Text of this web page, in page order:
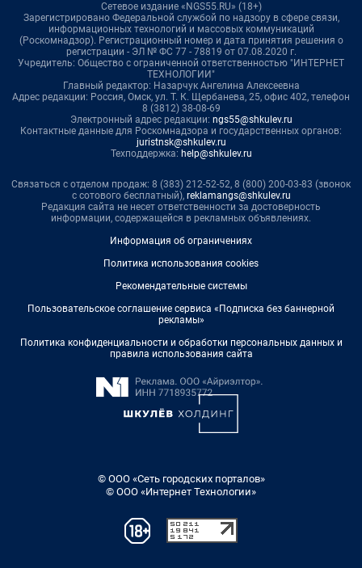
Сетевое издание «NGS55.RU» (18+)
Зарегистрировано Федеральной службой по надзору в сфере связи,
информационных технологий и массовых коммуникаций
(Роскомнадзор). Регистрационный номер и дата принятия решения о
регистрации - ЭЛ № ФС 77 - 78819 от 07.08.2020 г.
Учредитель: Общество с ограниченной ответственностью "ИНТЕРНЕТ
ТЕХНОЛОГИИ"
Главный редактор: Назарчук Ангелина Алексеевна
Адрес редакции: Россия, Омск, ул. Т. К. Щербанева, 25, офис 402, телефон
8 (3812) 38-08-69
Электронный адрес редакции: ngs55@shkulev.ru
Контактные данные для Роскомнадзора и государственных органов:
juristnsk@shkulev.ru
Техподдержка: help@shkulev.ru
Связаться с отделом продаж: 8 (383) 212-52-52, 8 (800) 200-03-83 (звонок
с сотового бесплатный), reklamangs@shkulev.ru
Редакция сайта не несет ответственности за достоверность
информации, содержащейся в рекламных объявлениях.
Информация об ограничениях
Политика использования cookies
Рекомендательные системы
Пользовательское соглашение сервиса «Подписка без баннерной
рекламы»
Политика конфиденциальности и обработки персональных данных и
правила использования сайта
© ООО «Сеть городских порталов»
© ООО «Интернет Технологии»